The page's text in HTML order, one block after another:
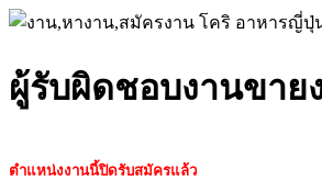
ผู้รับผิดชอบงานขาย
ตำแหน่งงานนี้ปิดรับสมัครแล้ว